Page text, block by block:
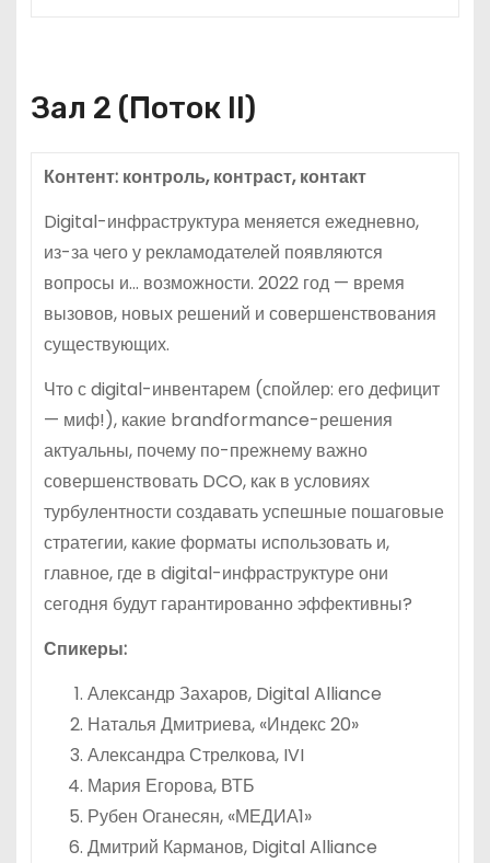
Зал 2 (Поток II)
Контент: контроль, контраст, контакт
Digital-инфраструктура меняется ежедневно,
из-за чего у рекламодателей появляются
вопросы и… возможности. 2022 год — время
вызовов, новых решений и совершенствования
существующих.
Что с digital-инвентарем (спойлер: его дефицит
— миф!), какие brandformance-решения
актуальны, почему по-прежнему важно
совершенствовать DCO, как в условиях
турбулентности создавать успешные пошаговые
стратегии, какие форматы использовать и,
главное, где в digital-инфраструктуре они
сегодня будут гарантированно эффективны?
Спикеры:
Александр Захаров, Digital Alliance
Наталья Дмитриева, «Индекс 20»
Александра Стрелкова, IVI
Мария Егорова, ВТБ
Рубен Оганесян, «МЕДИА1»
Дмитрий Карманов, Digital Alliance